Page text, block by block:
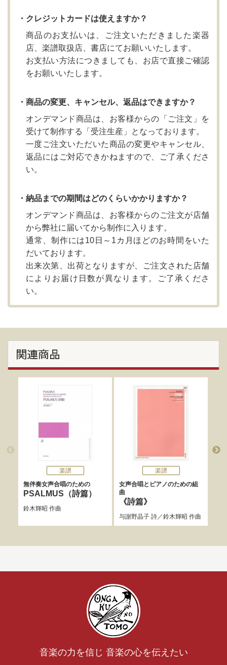
・クレジットカードは使えますか？
商品のお支払いは、ご注文いただきました楽器
店、楽譜取扱店、書店にてお願いいたします。
お支払い方法につきましても、お店で直接ご確認
をお願いいたします。
・商品の変更、キャンセル、返品はできますか？
オンデマンド商品は、お客様からの「ご注文」を
受けて制作する「受注生産」となっております。
一度ご注文いただいた商品の変更やキャンセル、
返品にはご対応できかねますので、ご了承くださ
い。
・納品までの期間はどのくらいかかりますか？
オンデマンド商品は、お客様からのご注文が店舗
から弊社に届いてから制作に入ります。
通常、制作には10日～1カ月ほどのお時間をいた
だいております。
出来次第、出荷となりますが、ご注文された店舗
によりお届け日数が異なります。ご了承くださ
い。
関連商品
楽譜
無伴奏女声合唱のための
PSALMUS（詩篇）
鈴木輝昭 作曲
楽譜
女声合唱とピアノのための組
曲
《詩篇》
与謝野晶子詩／鈴木輝昭 作曲
音楽の力を信じ 音楽の心を伝えたい